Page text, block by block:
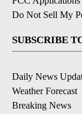
Do Not Sell My
SUBSCRIBE
Daily News
Weather Forecast
Breaking News